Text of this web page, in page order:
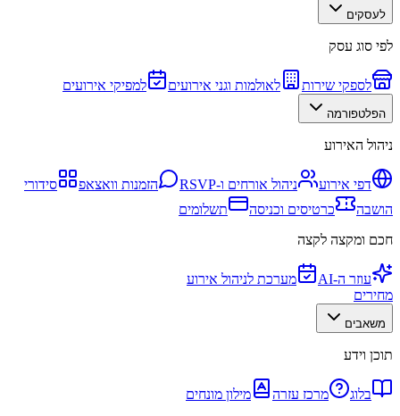
לעסקים
לפי סוג עסק
לספקי שירות לאולמות וגני אירועים למפיקי אירועים
הפלטפורמה
ניהול האירוע
דפי אירוע ניהול אורחים ו-RSVP הזמנות וואצאפ
סידורי
הושבה
כרטיסים וכניסה
תשלומים
חכם ומקצה לקצה
עוזר ה-AI
מערכת לניהול אירוע
מחירים
משאבים
תוכן וידע
בלוג מרכז עזרה
מילון מונחים